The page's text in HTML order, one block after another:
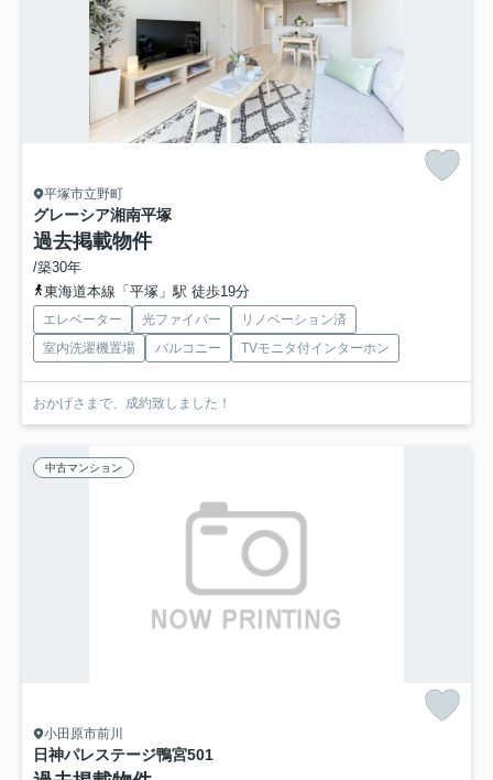
平塚市立野町
グレーシア湘南平塚
過去掲載物件
/築30年
東海道本線「平塚」駅 徒歩19分
エレベーター 光ファイバー
リノベーション済
室内洗濯機置場
バルコニー TVモニタ付インターホン
おかげさまで、成約致しました！
中古マンション
小田原市前川
日神パレステージ鴨宮501